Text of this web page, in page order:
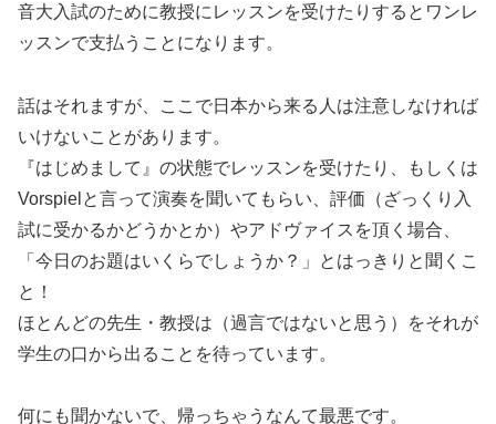
音大入試のために教授にレッスンを受けたりするとワンレ
ッスンで支払うことになります。
話はそれますが、ここで日本から来る人は注意しなければ
いけないことがあります。
『はじめまして』の状態でレッスンを受けたり、もしくは
Vorspielと言って演奏を聞いてもらい、評価（ざっくり入
試に受かるかどうかとか）やアドヴァイスを頂く場合、
「今日のお題はいくらでしょうか？」とはっきりと聞くこ
と！
ほとんどの先生・教授は（過言ではないと思う）をそれが
学生の口から出ることを待っています。
何にも聞かないで、帰っちゃうなんて最悪です。